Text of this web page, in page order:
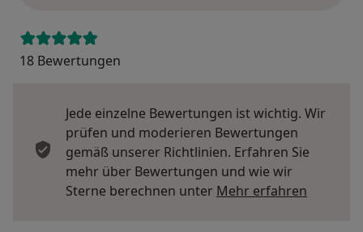
18 Bewertungen
Jede einzelne Bewertungen ist wichtig. Wir
prüfen und moderieren Bewertungen
gemäß unserer Richtlinien. Erfahren Sie
mehr über Bewertungen und wie wir
Sterne berechnen unter Mehr erfahren